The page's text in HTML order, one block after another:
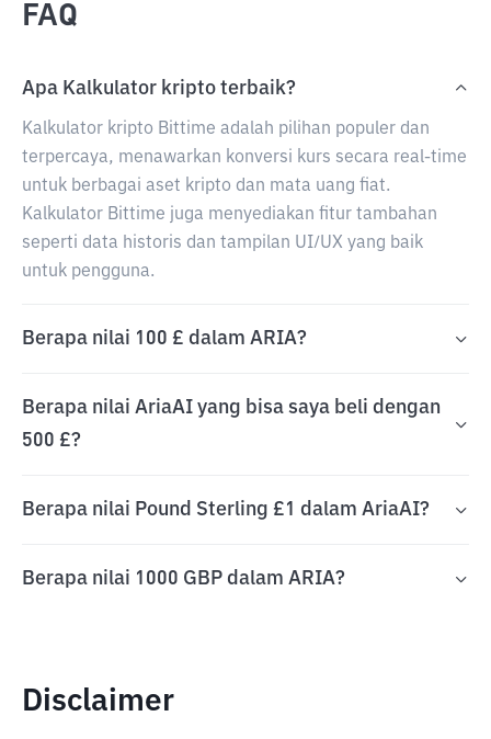
FAQ
Apa Kalkulator kripto terbaik?
Kalkulator kripto Bittime adalah pilihan populer dan
terpercaya, menawarkan konversi kurs secara real-time
untuk berbagai aset kripto dan mata uang fiat.
Kalkulator Bittime juga menyediakan fitur tambahan
seperti data historis dan tampilan UI/UX yang baik
untuk pengguna.
Berapa nilai 100 £ dalam ARIA?
Berapa nilai AriaAI yang bisa saya beli dengan
500 £?
Berapa nilai Pound Sterling £1 dalam AriaAI?
Berapa nilai 1000 GBP dalam ARIA?
Disclaimer